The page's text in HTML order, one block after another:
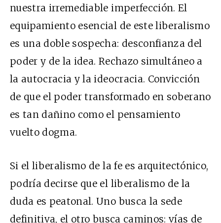
nuestra irremediable imperfección. El
equipamiento esencial de este liberalismo
es una doble sospecha: desconfianza del
poder y de la idea. Rechazo simultáneo a
la autocracia y la ideocracia. Convicción
de que el poder transformado en soberano
es tan dañino como el pensamiento
vuelto dogma.
Si el liberalismo de la fe es arquitectónico,
podría decirse que el liberalismo de la
duda es peatonal. Uno busca la sede
definitiva, el otro busca caminos: vías de